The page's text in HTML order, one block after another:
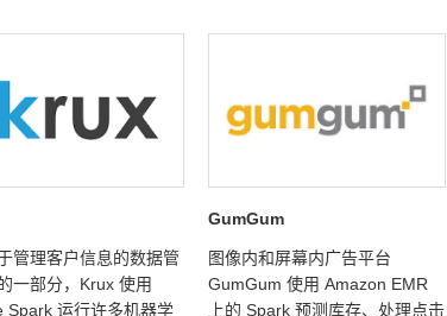
管理客户信息的数据管
一部分，Krux 使用
Spark 运行许多机器学
GumGum
图像内和屏幕内广告平台
GumGum 使用 Amazon EMR
上的 Spark 预测库存、处理点击